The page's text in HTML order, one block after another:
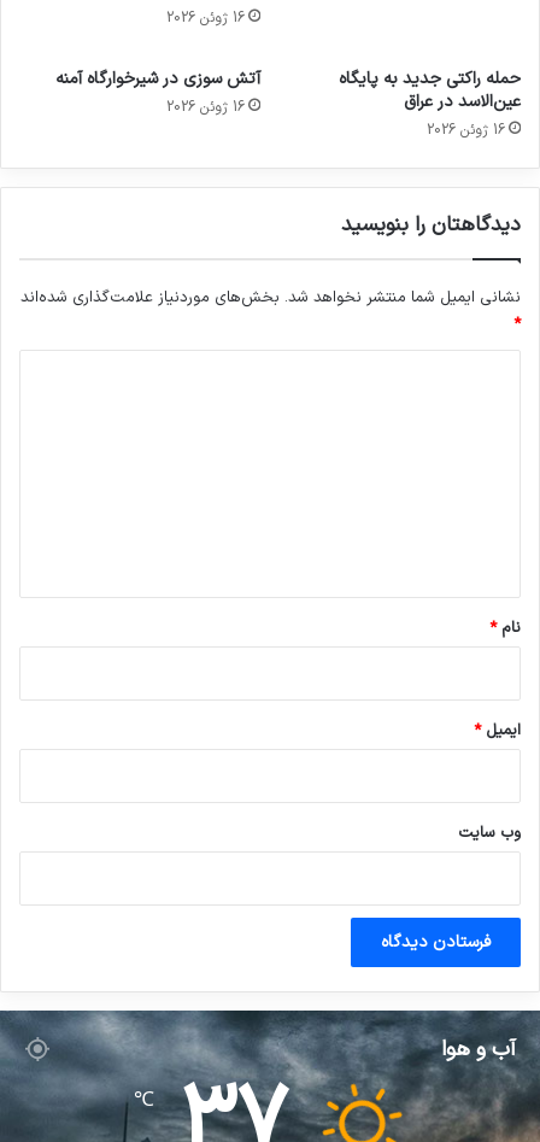
16 ژوئن 2026
حمله راکتی جدید به پایگاه
عین‌الاسد در عراق
16 ژوئن 2026
آتش سوزی در شیرخوارگاه آمنه
16 ژوئن 2026
دیدگاهتان را بنویسید
نشانی ایمیل شما منتشر نخواهد شد. بخش‌های موردنیاز علامت‌گذاری شده‌اند
*
نام*
ایمیل*
وب‌ سایت
آب و هوا
℃